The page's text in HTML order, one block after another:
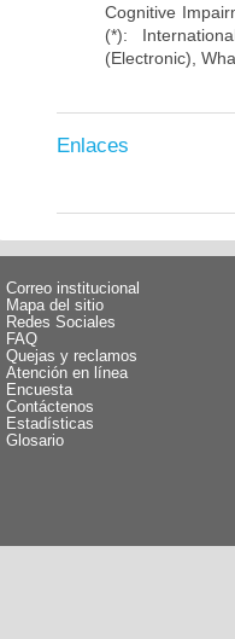
Cognitive
(*):
(Electronic),
Enlaces
Correo institucional
Mapa del sitio
Redes Sociales
FAQ
Quejas y reclamos
Atención en línea
Encuesta
Contáctenos
Estadísticas
Glosario